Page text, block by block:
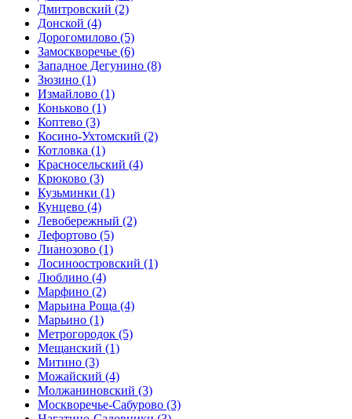
Дмитровский (2)
Донской (4)
Дорогомилово (5)
Замоскворечье (6)
Западное Дегунино (8)
Зюзино (1)
Измайлово (1)
Коньково (1)
Коптево (3)
Косино-Ухтомский (2)
Котловка (1)
Красносельский (4)
Крюково (3)
Кузьминки (1)
Кунцево (4)
Левобережный (2)
Лефортово (5)
Лианозово (1)
Лосиноостровский (1)
Люблино (4)
Марфино (2)
Марьина Роща (4)
Марьино (1)
Метрогородок (5)
Мещанский (1)
Митино (3)
Можайский (4)
Молжаниновский (3)
Москворечье-Сабурово (3)